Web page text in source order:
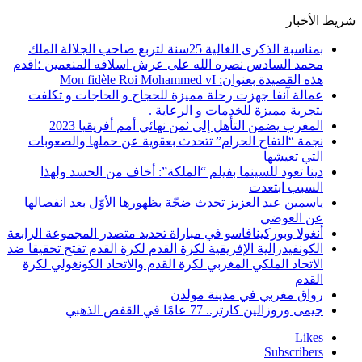
شريط الأخبار
بمناسبة الذكرى الغالية 25سنة لتربع صاحب الجلالة الملك
محمد السادس نصره الله على عرش اسلافه المنعمين ؛اقدم
هذه القصيدة بعنوان: Mon fidèle Roi Mohammed vI
عمالة آنفا جهزت رحلة مميزة للحجاج و الحاجات و تكلفت
بتجربة مميزة للخدمات و الرعاية .
المغرب يضمن التأهل إلى ثمن نهائي أمم أفريقيا 2023
نجمة “التفاح الحرام” تتحدث بعقوية عن حملها والصعوبات
التي تعيشها
دينا تعود للسينما بفيلم “الملكة”: أخاف من الحسد ولهذا
السبب ابتعدت
ياسمين عبد العزيز تحدث ضجّة بظهورها الأوّل بعد انفصالها
عن العوضي
أنغولا وبوركينافاسو في مباراة تحديد متصدر المجموعة الرابعة
الكونفيدرالية الإفريقية لكرة القدم لكرة القدم تفتح تحقيقا ضد
الاتحاد الملكي المغربي لكرة القدم والاتحاد الكونغولي لكرة
القدم
رواق مغربي في مدينة مولدن
جيمى وروزالين كارتر.. 77 عامًا في القفص الذهبي
Likes
Subscribers